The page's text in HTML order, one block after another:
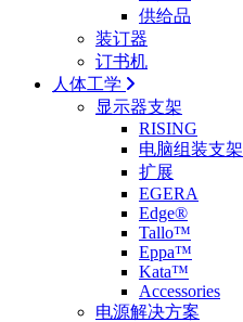
供给品
装订器
订书机
人体工学
显示器支架
RISING
电脑组装支架
扩展
EGERA
Edge®
Tallo™
Eppa™
Kata™
Accessories
电源解决方案